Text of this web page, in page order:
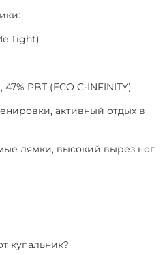
Tight)
PBT (ECO C-INFINITY)
активный отдых в
лямки, высокий вырез ног
купальник?